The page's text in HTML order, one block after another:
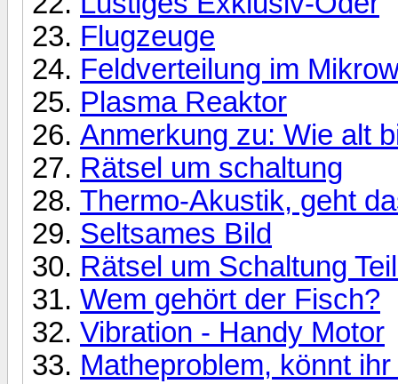
Flugzeuge
Feldverteilung im
Plasma Reaktor
Anmerkung zu: Wie alt
Rätsel um schaltung
Thermo-Akustik, geht
Seltsames Bild
Rätsel um Schaltung
Wem gehört der Fisch?
Vibration - Handy Motor
Matheproblem, könnt